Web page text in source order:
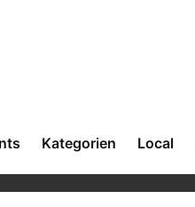
Kategorien Local